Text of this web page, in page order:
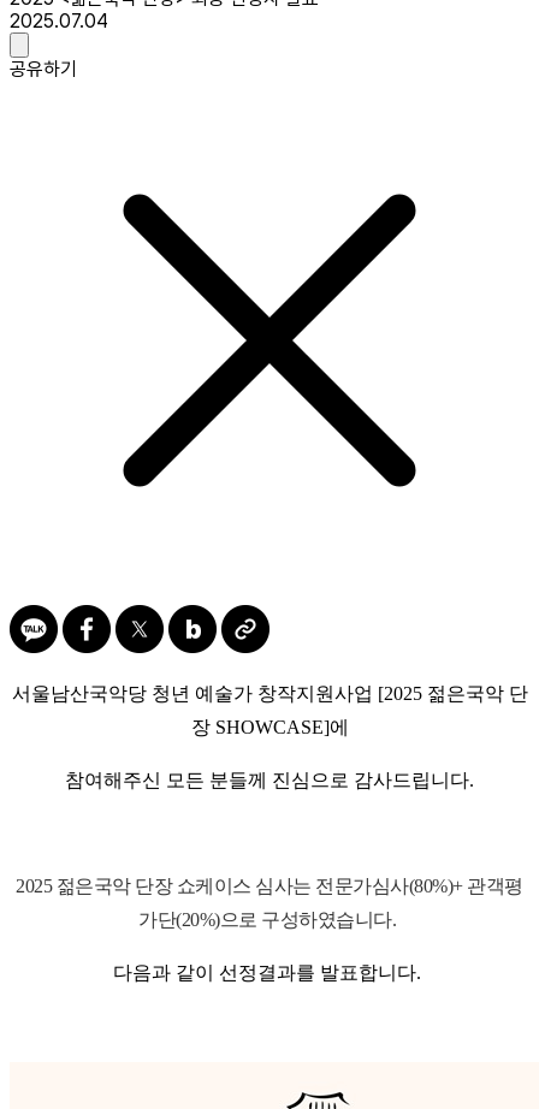
2025.07.04
공유하기
서울남산국악당 청년 예술가 창작지원사업 [2025 젊은국악 단
장 SHOWCASE]에
참여해주신 모든 분들께 진심으로 감사드립니다.
2025 젊은국악 단장 쇼케이스 심사는 전문가심사(80%)+ 관객평
가단(20%)으로 구성하였습니다.
다음과 같이 선정결과를 발표합니다. ​